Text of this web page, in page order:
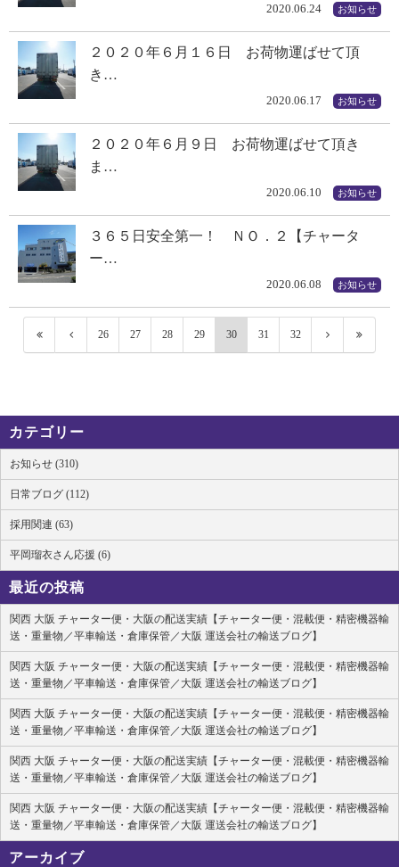
2020.06.24 お知らせ
２０２０年６月１６日 お荷物運ばせて頂
き…
2020.06.17 お知らせ
２０２０年６月９日 お荷物運ばせて頂き
ま…
2020.06.10 お知らせ
３６５日安全第一！ ＮＯ．２【チャータ
ー…
2020.06.08 お知らせ
26 27 28 29 30 31 32
カテゴリー
お知らせ (310)
日常ブログ (112)
採用関連 (63)
平岡瑠衣さん応援 (6)
最近の投稿
関西 大阪 チャーター便・大阪の配送実績【チャーター便・混載便・精密機器輸
送・重量物／平車輸送・倉庫保管／大阪 運送会社の輸送ブログ】
関西 大阪 チャーター便・大阪の配送実績【チャーター便・混載便・精密機器輸
送・重量物／平車輸送・倉庫保管／大阪 運送会社の輸送ブログ】
関西 大阪 チャーター便・大阪の配送実績【チャーター便・混載便・精密機器輸
送・重量物／平車輸送・倉庫保管／大阪 運送会社の輸送ブログ】
関西 大阪 チャーター便・大阪の配送実績【チャーター便・混載便・精密機器輸
送・重量物／平車輸送・倉庫保管／大阪 運送会社の輸送ブログ】
関西 大阪 チャーター便・大阪の配送実績【チャーター便・混載便・精密機器輸
送・重量物／平車輸送・倉庫保管／大阪 運送会社の輸送ブログ】
アーカイブ